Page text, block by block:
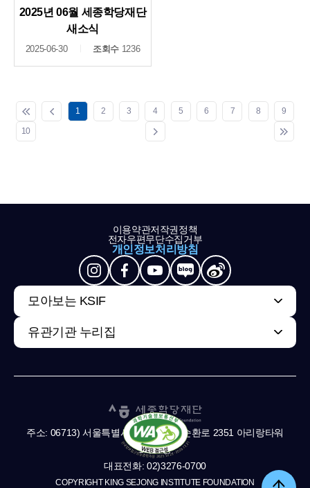
2025년 06월 세종학당재단
새소식
2025-06-30 조회수 1236
1 2 3 4 5 6 7 8 9
10
이용약관저작권정책
전자우편무단수집거부
개인정보처리방침
모아보는 KSIF
유관기관 누리집
주소: 06713) 서울특별시 서초구 남부순환로 2351 아리랑타워
11,13층
대표전화: 02)3276-0700
COPYRIGHT KING SEJONG INSTITUTE FOUNDATION